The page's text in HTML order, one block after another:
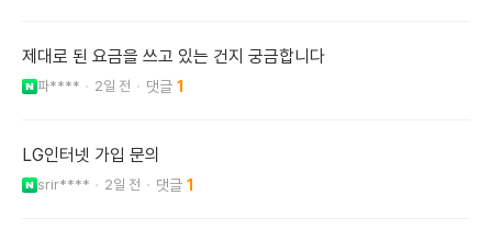
제대로 된 요금을 쓰고 있는 건지 궁금합니다
파**** 2일 전 1
LG인터넷 가입 문의
srir**** 2일 전 1